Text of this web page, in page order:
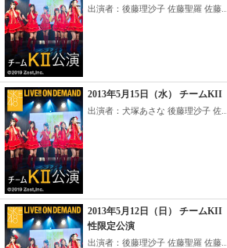
出演者：後藤理沙子 佐藤聖羅 佐藤...
2013年5月15日（水） チームKII
出演者：犬塚あさな 後藤理沙子 佐...
2013年5月12日（日） チームKII
性限定公演
出演者：後藤理沙子 佐藤聖羅 佐藤...